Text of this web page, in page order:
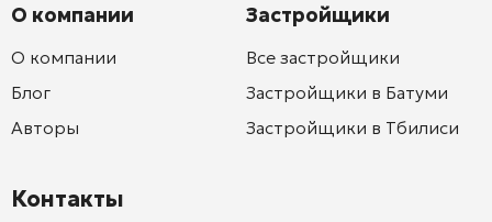
О компании
О компании
Блог
Авторы
Застройщики
Все застройщики
Застройщики в Батуми
Застройщики в Тбилиси
Контакты